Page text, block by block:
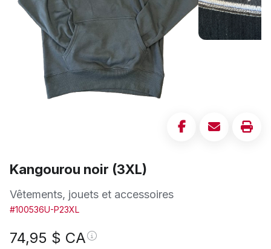
Kangourou noir (3XL)
Vêtements, jouets et accessoires
#100536U-P23XL
74,95 $ CA